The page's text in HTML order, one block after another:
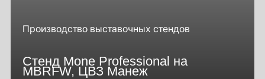
Производство выставочных стендов
Стенд Mone Professional на
MBRFW, ЦВЗ Манеж